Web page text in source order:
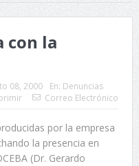
con la
08, 2000 En: Denuncias
Correo Electrónico
por la empresa
la presencia en
(Dr. Gerardo